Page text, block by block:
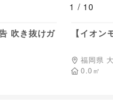
1 / 10
吹き抜けガ
【イオ
福岡県
0.0 ㎡